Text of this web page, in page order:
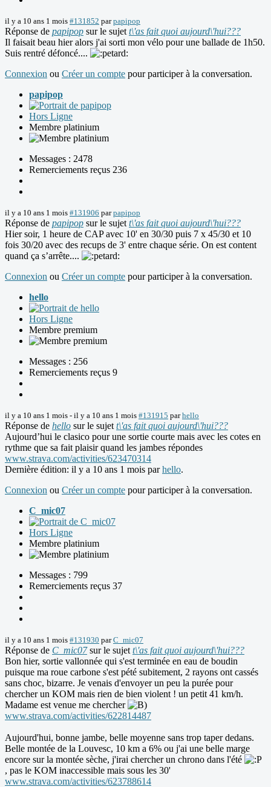
il y a 10 ans 1 mois #131852 parpapipop
Réponse de papipop sur le sujet t\'as fait quoi aujourd\'hui???
Il faisait beau hier alors j'ai sorti mon vélo pour une ballade de 1h50.
Suis rentré défoncé....
Connexion ou Créer un compte pour participer à la conversation.
papipop
Hors Ligne
Membre platinium
Messages : 2478
Remerciements reçus 236
il y a 10 ans 1 mois #131906 parpapipop
Réponse de papipop sur le sujet t\'as fait quoi aujourd\'hui???
Hier soir, 1 heure de CAP avec 10' en 30/30 puis 7 x 45/30 et 10
fois 30/20 avec des recups de 3' entre chaque série. On est content
quand ça s’arrête....
Connexion ou Créer un compte pour participer à la conversation.
hello
Hors Ligne
Membre premium
Messages : 256
Remerciements reçus 9
il y a 10 ans 1 mois - il y a 10 ans 1 mois #131915 parhello
Réponse de hello sur le sujet t\'as fait quoi aujourd\'hui???
Aujourd’hui le clasico pour une sortie courte mais avec les cotes en
rythme que sa fait plaisir quand les jambes répondes
www.strava.com/activities/623470314
Dernière édition: il y a 10 ans 1 mois parhello.
Connexion ou Créer un compte pour participer à la conversation.
C_mic07
Hors Ligne
Membre platinium
Messages : 799
Remerciements reçus 37
il y a 10 ans 1 mois #131930 parC_mic07
Réponse de C_mic07sur le sujet t\'as fait quoi aujourd\'hui???
Bon hier, sortie vallonnée qui s'est terminée en eau de boudin
puisque ma roue carbone s'est pété subitement, 2 rayons ont cassés
sans choc, bizarre. Je venais d'envoyer un peu la purée pour
chercher un KOM mais rien de bien violent ! un petit 41 km/h.
Madame est venue me chercher
www.strava.com/activities/622814487
Aujourd'hui, bonne jambe, belle moyenne sans trop taper dedans.
Belle montée de la Louvesc, 10 km a 6% ou j'ai une belle marge
encore sur la montée sèche, j'irai chercher un chrono dans l'été
, pas le KOM inaccessible mais sous les 30'
www.strava.com/activities/623788614